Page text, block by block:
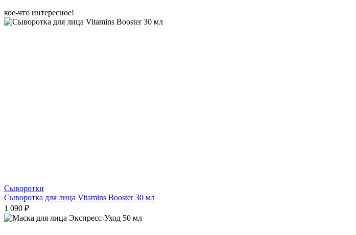
кое-что интересное!
Сыворотки
Сыворотка для лица Vitamins Booster 30 мл
1 090 ₽